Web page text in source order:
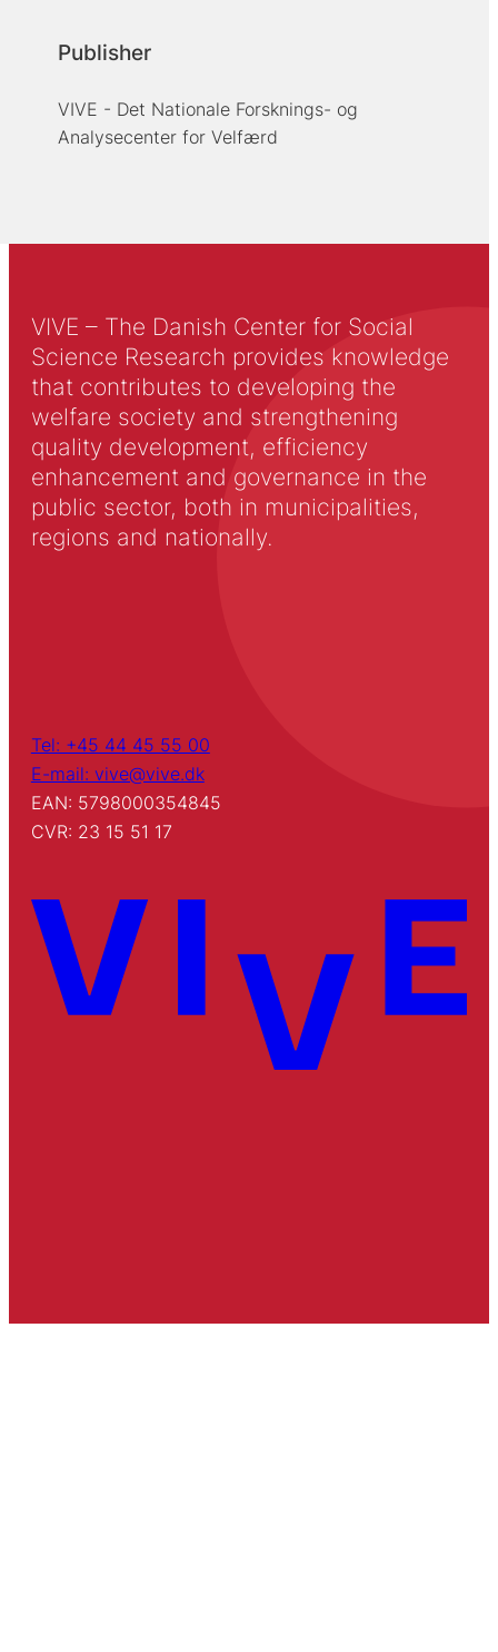
Publisher
VIVE - Det Nationale Forsknings- og
Analysecenter for Velfærd
VIVE – The Danish Center for Social
Science Research provides knowledge
that contributes to developing the
welfare society and strengthening
quality development, efficiency
enhancement and governance in the
public sector, both in municipalities,
regions and nationally.
Tel: +45 44 45 55 00
E-mail: vive@vive.dk
EAN: 5798000354845
CVR: 23 15 51 17